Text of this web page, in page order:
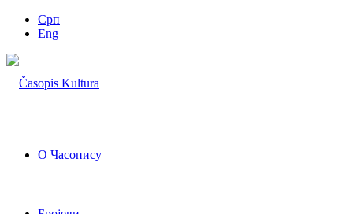
Срп
Eng
О Часопису